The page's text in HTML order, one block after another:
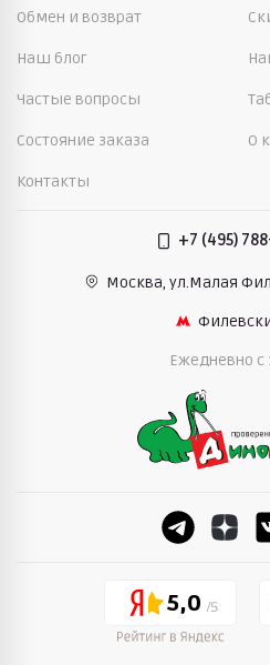
Обмен и возврат
Наш блог
Частые вопросы
Состояние заказа О
Контакты
+7 (495)
Москва, ул.Малая
Ежедневно c
5,0